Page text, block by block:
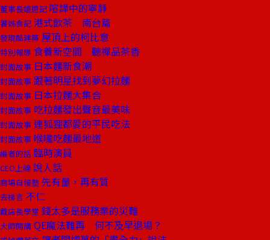
董事長嬉遊記 喧譁中的寧靜
饕姊食記 港式飲茶 南台篇
發現酷建築 屋頂上的柯比意
特別報導 食養新空間 聽禪品茶香
封面故事 日本麵新食潮
封面故事 跟著明星找到夢幻拉麵
封面故事 日本拉麵大集合
封面故事 吃拉麵發出聲音最美味
封面故事 連狐狸都愛的平民吃法
封面故事 喉嚨吃麵最地道
編者的話 臨時演員
CEO上線 說人話
商場自慢塾 先有量，再有質
去梯言 不仁
戴店長學堂 錢太多是服務業的災難
大師開講 QE魔法難再 何不及早退場？